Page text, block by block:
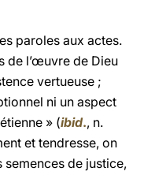
paroles aux actes.
de l’œuvre de Dieu
vertueuse ;
ni un aspect
» (ibid., n.
et tendresse, on
de justice,